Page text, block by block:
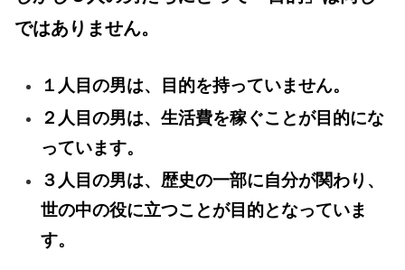
ではありません。
１人目の男は、目的を持っていません。
２人目の男は、生活費を稼ぐことが目的にな
っています。
３人目の男は、歴史の一部に自分が関わり、
世の中の役に立つことが目的となっていま
す。